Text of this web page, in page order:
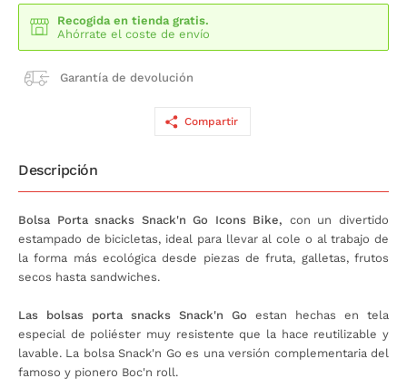
Recogida en tienda gratis.
Ahórrate el coste de envío
Garantía de devolución
Compartir
Descripción
Bolsa Porta snacks Snack'n Go Icons Bike, con un divertido
estampado de bicicletas, ideal para llevar al cole o al trabajo de
la forma más ecológica desde piezas de fruta, galletas, frutos
secos hasta sandwiches.
Las bolsas porta snacks Snack'n Go estan hechas en tela
especial de poliéster muy resistente que la hace reutilizable y
lavable. La bolsa Snack'n Go es una versión complementaria del
famoso y pionero Boc'n roll.